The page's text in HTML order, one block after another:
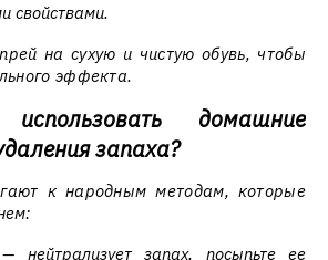
свойствами.
на сухую и чистую обувь, чтобы
эффекта.
домашние
запаха?
к народным методам, которые
нейтрализует запах, посыпьте ее